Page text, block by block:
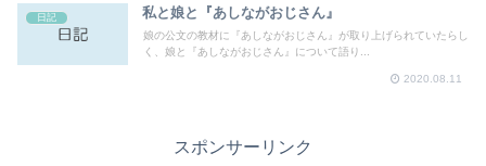
日記 私と娘と『あしながおじさん』
娘の公文の教材に『あしながおじさん』が取り上げられていたらし
く、娘と『あしながおじさん』について語り...
2020.08.11
スポンサーリンク